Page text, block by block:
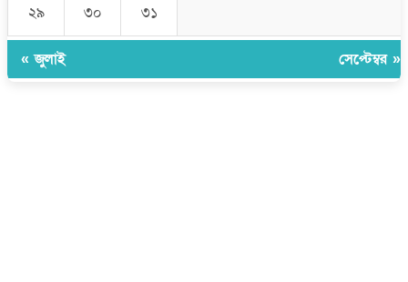
২৯ ৩০ ৩১
« জুলাই সেপ্টেম্বর »